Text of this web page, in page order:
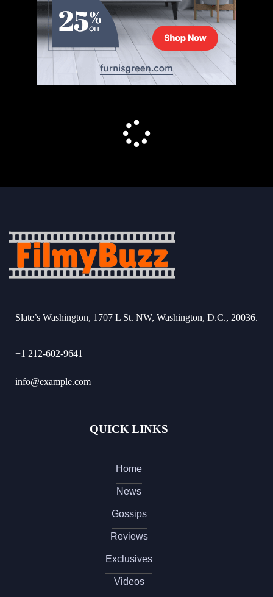
Slate’s Washington, 1707 L St. NW, Washington, D.C., 20036.
+1 212-602-9641
info@example.com
QUICK LINKS
Home
News
Gossips
Reviews
Exclusives
Videos